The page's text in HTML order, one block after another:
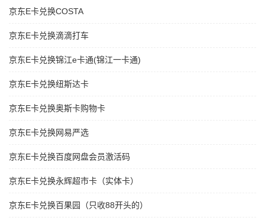
京东E卡兑换COSTA
京东E卡兑换滴滴打车
京东E卡兑换锦江e卡通(锦江一卡通)
京东E卡兑换纽斯达卡
京东E卡兑换奥斯卡购物卡
京东E卡兑换网易严选
京东E卡兑换百度网盘会员激活码
京东E卡兑换永辉超市卡（实体卡）
京东E卡兑换百果园（只收88开头的）